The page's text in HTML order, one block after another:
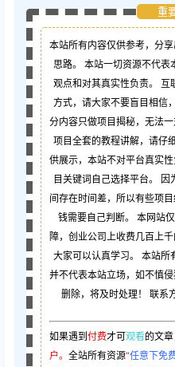
重
本站所有内容仅供参考，分
思路。 本站一切资源不代表
观点和对其真实性负责。 互
方式，请大家不要盲目相信
分内容只做项目揭秘，无法
项目全套的教程讲解，请仔
供展示，本站不对平台真实
目关键词自己选择平台。
间存在时间差，所以有些项
钱需要自己判断。 本网站
障，创业公司上收费几百上
大家可以认真学习。 本站所
并不代表本站立场，如不慎
删除，将及时处理！ 联
如果遇到 付费才可观看的文
户。 全站所有资源“任意下免